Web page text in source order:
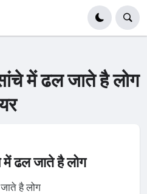
में ढल जाते है लोग
ढल जाते है लोग
है लोग